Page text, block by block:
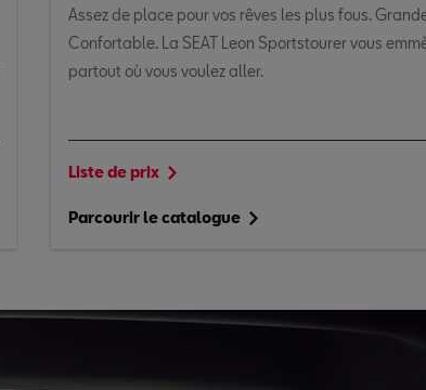
Assez de place pour vos rêves les plus fous.
Confortable. La SEAT Leon Sportstourer vous
partout où vous voulez aller.
Liste de prix
Parcourir le catalogue